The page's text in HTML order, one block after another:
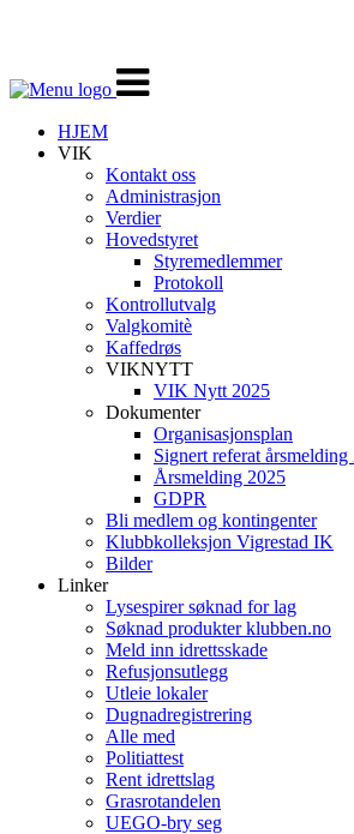
Veksle
navigasjon
HJEM
VIK
Kontakt oss
Administrasjon
Verdier
Hovedstyret
Styremedlemmer
Protokoll
Kontrollutvalg
Valgkomitè
Kaffedrøs
VIKNYTT
VIK Nytt 2025
Dokumenter
Organisasjonsplan
Signert referat årsmelding
Årsmelding 2025
GDPR
Bli medlem og kontingenter
Klubbkolleksjon Vigrestad IK
Bilder
Linker
Lysespirer søknad for lag
Søknad produkter klubben.no
Meld inn idrettsskade
Refusjonsutlegg
Utleie lokaler
Dugnadregistrering
Alle med
Politiattest
Rent idrettslag
Grasrotandelen
UEGO-bry seg